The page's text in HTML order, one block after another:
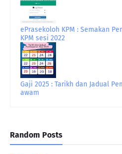
ePrasekoloh KPM : Semakan
KPM sesi 2022
Gaji 2025 : Tarikh dan Jadual
awam
Random Posts